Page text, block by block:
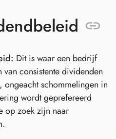
Dit is waar een bedrijf
van consistente dividenden
schommelingen in
wordt geprefereerd
op zoek zijn naar